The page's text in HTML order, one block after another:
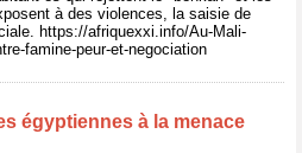
à des violences, la saisie de
https://afriquexxi.info/Au-Mali-
famine-peur-et-negociation
égyptiennes à la menace